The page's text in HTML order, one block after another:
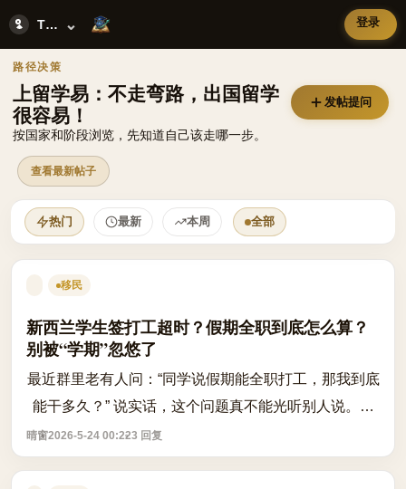
Topics
⌄ 登录
留学易首页内容流
路径决策
上留学易：不走弯路，出国留学
很容易！
按国家和阶段浏览，先知道自己该走哪一步。
发帖提问
查看最新帖子
This week's community discussions
热门 最新 本周 全部
移民
新西兰学生签打工超时？假期全职到底怎么算？
别被“学期”忽悠了
最近群里老有人问：“同学说假期能全职打工，那我到底
能干多久？” 说实话，这个问题真不能光听别人说。新
西兰移民局（INZ）明文规定：学生签打工上限是每两
周最多40小时，假期期间可以突破这个...
晴窗2026-5-24 00:223 回复